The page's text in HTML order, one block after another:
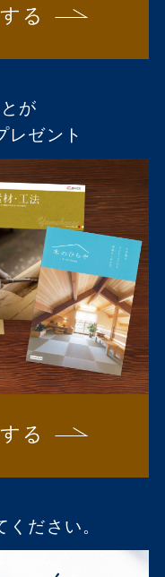
が
レゼント
ださい。